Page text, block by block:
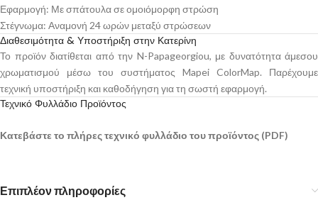
Εφαρμογή: Με σπάτουλα σε ομοιόμορφη στρώση
Στέγνωμα: Αναμονή 24 ωρών μεταξύ στρώσεων
Διαθεσιμότητα & Υποστήριξη στην Κατερίνη
Το προϊόν διατίθεται από την N-Papageorgiou, με δυνατότητα άμεσου
χρωματισμού μέσω του συστήματος Mapei ColorMap. Παρέχουμε
τεχνική υποστήριξη και καθοδήγηση για τη σωστή εφαρμογή.
Τεχνικό Φυλλάδιο Προϊόντος
Κατεβάστε το πλήρες τεχνικό φυλλάδιο του προϊόντος (PDF)
Επιπλέον πληροφορίες